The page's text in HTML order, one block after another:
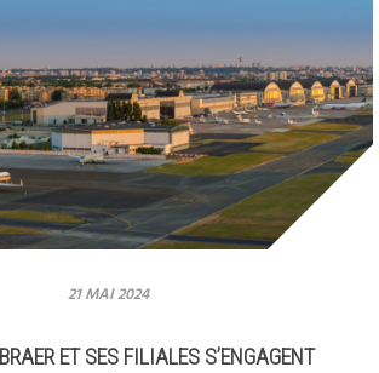
21 MAI 2024
ET SES FILIALES S’ENGAGENT